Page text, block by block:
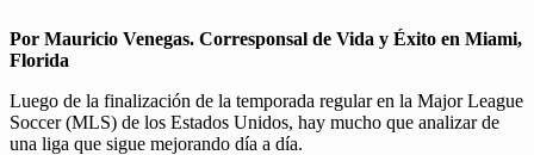
Por Mauricio Venegas. Corresponsal de Vida y Éxito en Miami,
Florida
Luego de la finalización de la temporada regular en la Major League
Soccer (MLS) de los Estados Unidos, hay mucho que analizar de
una liga que sigue mejorando día a día.